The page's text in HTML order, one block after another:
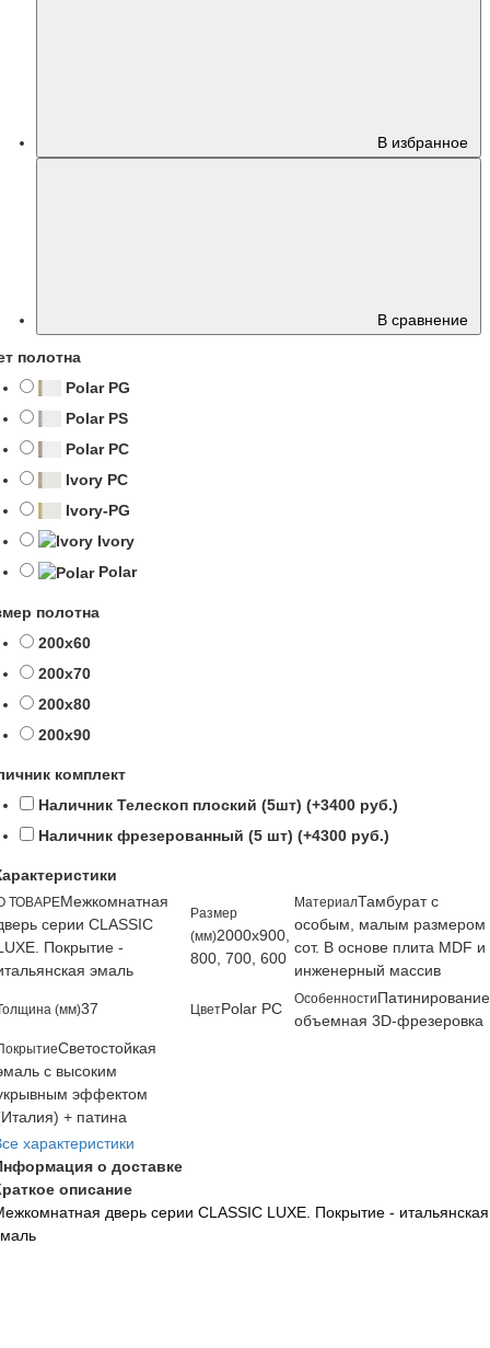
В избранное
В сравнение
полотна
Polar PG
Polar PS
Polar PC
Ivory PC
Ivory-PG
Ivory
Polar
полотна
200х60
200х70
200х80
200х90
комплект
Наличник Телескоп плоский (5шт) (+3400 руб.)
Наличник фрезерованный (5 шт) (+4300 руб.)
ТОВАРЕМежкомнатная
серии CLASSIC
Покрытие -
эмаль
Размер
(мм)2000х900,
800, 700, 600
МатериалТамбурат с
особым, малым размером
сот. В основе плита MDF и
инженерный массив
(мм)37 ЦветPolar PC
Особенности
объемная 3D-фрезеровка
Светостойкая
с высоким
эффектом
+ патина
характеристики
о доставке
описание
дверь серии CLASSIC LUXE. Покрытие - итальянская